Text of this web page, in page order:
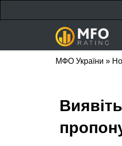
МФО України »